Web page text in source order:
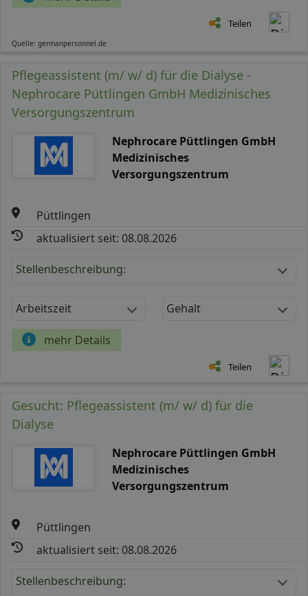
Teilen
Quelle: germanpersonnel.de
Pflegeassistent (m/ w/ d) für die Dialyse -
Nephrocare Püttlingen GmbH Medizinisches
Versorgungszentrum
Nephrocare Püttlingen GmbH
Medizinisches
Versorgungszentrum
Püttlingen
aktualisiert seit: 08.08.2026
Stellenbeschreibung:
Arbeitszeit Gehalt
mehr Details
Teilen
Gesucht: Pflegeassistent (m/ w/ d) für die
Dialyse
Nephrocare Püttlingen GmbH
Medizinisches
Versorgungszentrum
Püttlingen
aktualisiert seit: 08.08.2026
Stellenbeschreibung: